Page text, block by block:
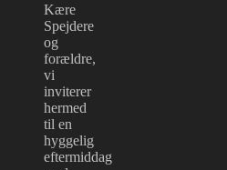
Kære
Spejdere
og
forældre,
vi
inviterer
hermed
til en
hyggelig
eftermiddag